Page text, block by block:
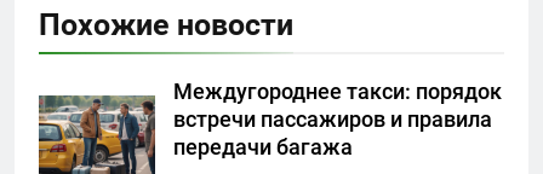
Похожие новости
Междугороднее такси: порядок
встречи пассажиров и правила
передачи багажа